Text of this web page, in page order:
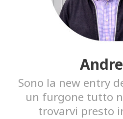
Sono la new entry
un furgone tutto
trovarvi presto